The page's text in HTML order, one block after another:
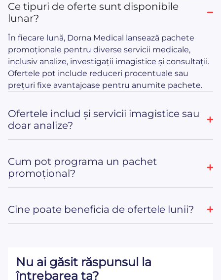
Ce tipuri de oferte sunt disponibile
lunar?
În fiecare lună, Dorna Medical lansează pachete
promoționale pentru diverse servicii medicale,
inclusiv analize, investigații imagistice și consultații.
Ofertele pot include reduceri procentuale sau
prețuri fixe avantajoase pentru anumite pachete.
Ofertele includ și servicii imagistice sau
doar analize?
Cum pot programa un pachet
promoțional?
Cine poate beneficia de ofertele lunii?
Nu ai găsit răspunsul la
întrebarea ta?